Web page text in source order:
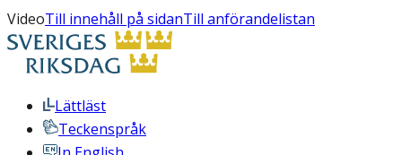
VideoTill innehåll på sidanTill anförandelistan
Lättläst
Teckenspråk